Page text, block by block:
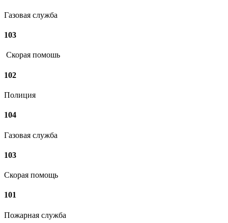
Газовая служба
103
Скорая помошь
102
Полиция
104
Газовая служба
103
Скорая помощь
101
Пожарная служба